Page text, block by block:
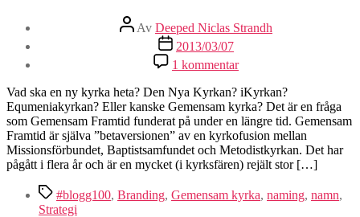
Inläggsförfattare
Av Deeped Niclas Strandh
Inläggsdatum
2013/03/07
1 kommentartill
Att
ge
ett
kyrkosamfund
ett
namn
Vad ska en ny kyrka heta? Den Nya Kyrkan? iKyrkan?
Equmeniakyrkan? Eller kanske Gemensam kyrka? Det är en fråga
som Gemensam Framtid funderat på under en längre tid. Gemensam
Framtid är själva ”betaversionen” av en kyrkofusion mellan
Missionsförbundet, Baptistsamfundet och Metodistkyrkan. Det har
pågått i flera år och är en mycket (i kyrksfären) rejält stor […]
Etiketter
#blogg100, Branding, Gemensam kyrka, naming, namn,
Strategi